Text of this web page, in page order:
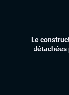
CONFORT
Climatisation
Le
détachées